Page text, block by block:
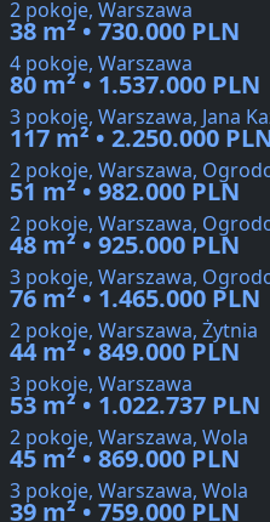
2 pokoje, Warszawa
38 m² • 730.000 PLN
4 pokoje, Warszawa
80 m² • 1.537.000 PLN
3 pokoje, Warszawa, Jana
117 m² • 2.250.000
2 pokoje, Warszawa,
51 m² • 982.000 PLN
2 pokoje, Warszawa,
48 m² • 925.000 PLN
3 pokoje, Warszawa,
76 m² • 1.465.000 PLN
2 pokoje, Warszawa, Żytnia
44 m² • 849.000 PLN
3 pokoje, Warszawa
53 m² • 1.022.737 PLN
2 pokoje, Warszawa, Wola
45 m² • 869.000 PLN
3 pokoje, Warszawa, Wola
39 m² • 759.000 PLN